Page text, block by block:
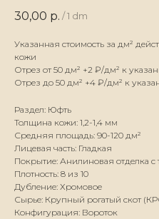
30,00 р. / 1 dm
Указанная стоимость за дм²
кожи
Отрез от 50 дм² +2 ₽/дм² к
Отрез до 50 дм² +4 ₽/дм² к
Раздел: Юфть
Толщина кожи: 1,2-1,4 мм
Средняя площадь: 90-120 дм²
Лицевая часть: Гладкая
Покрытие: Анилиновая отделка с
Плотность: 8 из 10
Дубление: Хромовое
Сырье: Крупный рогатый скот
Конфигурация: Вороток